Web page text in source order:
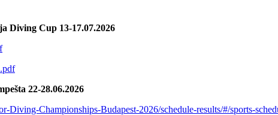
Diving Cup 13-17.07.2026
22-28.06.2026
Diving-Championships-Budapest-2026/schedule-results/#/sports-